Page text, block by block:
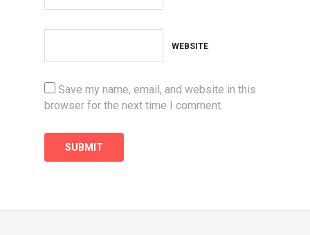
WEBSITE
Save my name, email, and website in this
browser for the next time I comment.